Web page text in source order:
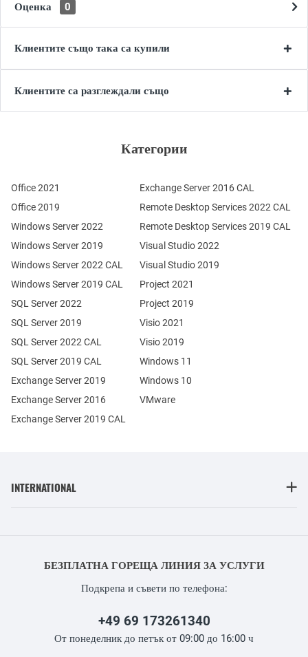
Оценка 0
Клиентите също така са купили
Клиентите са разглеждали също
Категории
Office 2021
Office 2019
Windows Server 2022
Windows Server 2019
Exchange Server 2019
Exchange Server 2016
SQL Server 2022
SQL Server 2019
Windows Server 2022 CAL
Windows Server 2019 CAL
SQL Server 2022 CAL
SQL Server 2019 CAL
Remote Desktop Services 2022 CAL
Remote Desktop Services 2019 CAL
Exchange Server 2019 CAL
Exchange Server 2016 CAL
Visual Studio 2022
Visual Studio 2019
Project 2021
Project 2019
Visio 2021
Visio 2019
Windows 11
Windows 10
VMware
INTERNATIONAL
БЕЗПЛАТНА ГОРЕЩА ЛИНИЯ ЗА УСЛУГИ
Подкрепа и съвети по телефона:
+49 69 173261340
От понеделник до петък от 09:00 до 16:00 ч